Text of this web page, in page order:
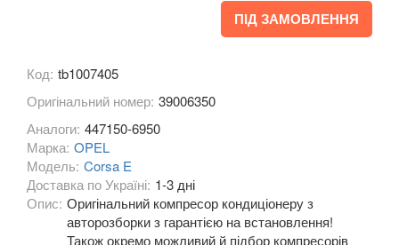
GT
Grandland X
Insignia A
Insignia B
Meriva A
ПІД ЗАМОВЛЕННЯ
Код: tb1007405
Оригінальний номер: 39006350
Аналоги: 447150-6950
Марка: OPEL
Модель: Corsa E
Доставка по Україні: 1-3 дні
Опис: Оригінальний компресор кондиціонеру з
авторозборки з гарантією на встановлення!
Також окремо можливий й підбор компресорів